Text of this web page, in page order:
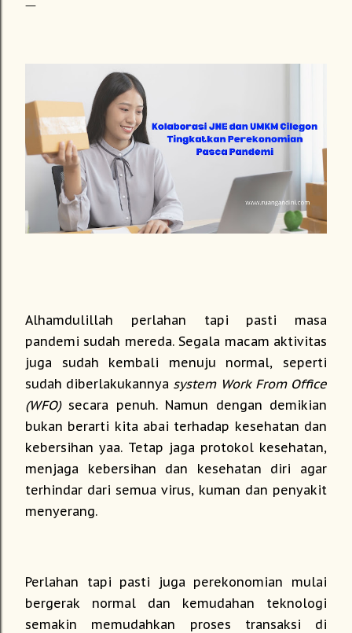
Alhamdulillah perlahan tapi pasti masa
pandemi sudah mereda. Segala macam aktivitas
juga sudah kembali menuju normal, seperti
sudah diberlakukannya system Work From Office
(WFO)secara penuh. Namun dengan demikian
bukan berarti kita abai terhadap kesehatan dan
kebersihan yaa. Tetap jaga protokol kesehatan,
menjaga kebersihan dan kesehatan diri agar
terhindar dari semua virus, kuman dan penyakit
menyerang.
Perlahan tapi pasti juga perekonomian mulai
bergerak normal dan kemudahan teknologi
semakin memudahkan proses transaksi di